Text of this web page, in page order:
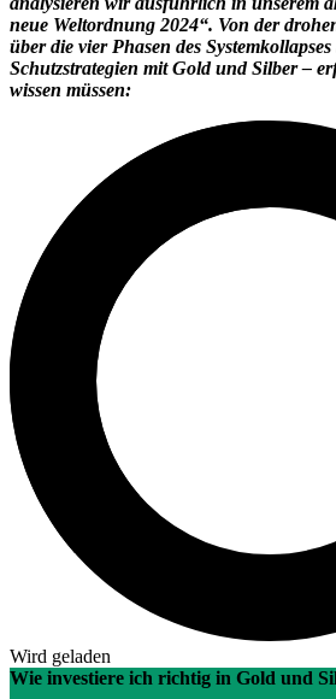
neue Weltordnung 2024“. Von der
über die vier Phasen des
Schutzstrategien mit Gold und Silber –
wissen müssen:
Wird geladen
Wie investiere ich richtig in Gold und